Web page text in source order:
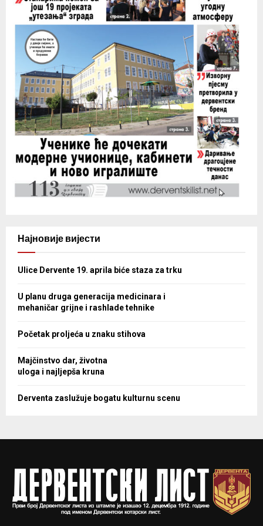
Најновије вијести
Ulice Dervente 19. aprila biće staza za trku
U planu druga generacija medicinara i
mehaničar grijne i rashlade tehnike
Početak proljeća u znaku stihova
Majčinstvo dar, životna
uloga i najljepša kruna
Derventa zaslužuje bogatu kulturnu scenu